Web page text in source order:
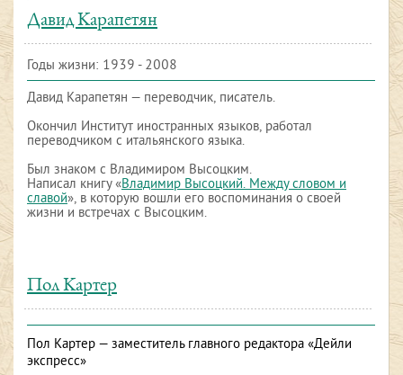
Давид Карапетян
Годы жизни: 1939 - 2008
Давид Карапетян — переводчик, писатель.
Окончил Институт иностранных языков, работал
переводчиком с итальянского языка.
Был знаком с Владимиром Высоцким.
Написал книгу «Владимир Высоцкий. Между словом и
славой», в которую вошли его воспоминания о своей
жизни и встречах с Высоцким.
Пол Картер
Пол Картер — заместитель главного редактора «Дейли
экспресс»